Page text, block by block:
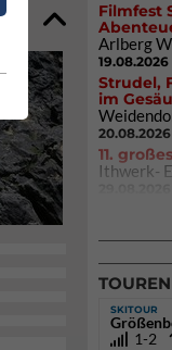
Filmfest
Arlberg
19.08.2026
Strudel,
im
20.08.2026
11.
Ithwerk-
02.10.2026
SKITOUR
1-2